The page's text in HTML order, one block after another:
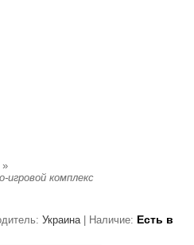
»
комплекс
Украина| Наличие: Есть в